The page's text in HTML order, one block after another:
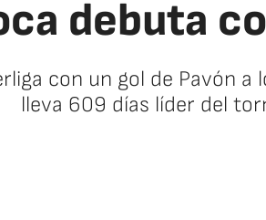
debuta
con un gol de Pavón
lleva 609 días líder del